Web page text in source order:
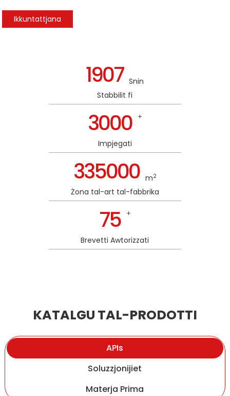
Ikkuntattjana
1907 Snin
Stabbilit fi
3000 +
Impjegati
335000 m2
Żona tal-art tal-fabbrika
75 +
Brevetti Awtorizzati
KATALGU TAL-PRODOTTI
APIs
Soluzzjonijiet
Materja Prima